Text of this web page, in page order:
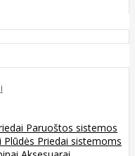
Paruoštos sistemos
Plūdės Priedai sistemoms